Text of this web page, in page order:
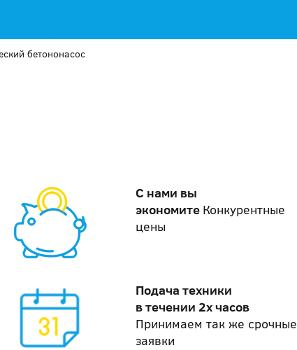
бетононасос
С нами вы
экономите Конкурентные
цены
Подача техники
в течении 2х часов
Принимаем так же срочные
заявки